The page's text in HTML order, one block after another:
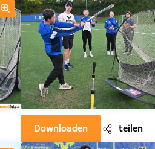
Downloaden teilen